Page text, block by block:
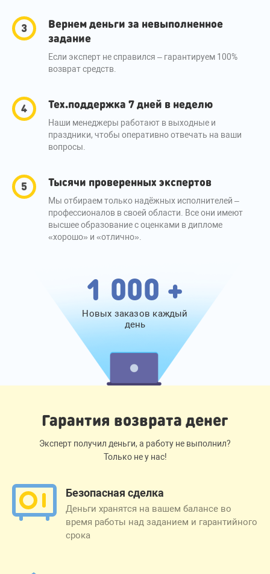
Вернем деньги за невыполненное
задание
Если эксперт не справился – гарантируем 100%
возврат средств.
Тех.поддержка 7 дней в неделю
Наши менеджеры работают в выходные и
праздники, чтобы оперативно отвечать на ваши
вопросы.
Тысячи проверенных экспертов
Мы отбираем только надёжных исполнителей –
профессионалов в своей области. Все они имеют
высшее образование с оценками в дипломе
«хорошо» и «отлично».
1 000 +
Новых заказов каждый
день
Гарантия возврата денег
Эксперт получил деньги, а работу не выполнил?
Только не у нас!
Безопасная сделка
Деньги хранятся на вашем балансе во
время работы над заданием и гарантийного
срока